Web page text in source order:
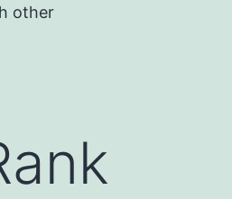
other